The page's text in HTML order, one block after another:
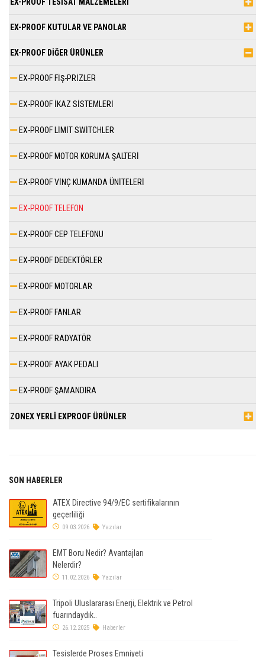
EX-PROOF KUTULAR VE PANOLAR
EX-PROOF DİĞER ÜRÜNLER
EX-PROOF FİŞ-PRİZLER
EX-PROOF İKAZ SİSTEMLERİ
EX-PROOF LİMİT SWİTCHLER
EX-PROOF MOTOR KORUMA ŞALTERİ
EX-PROOF VİNÇ KUMANDA ÜNİTELERİ
EX-PROOF TELEFON
EX-PROOF CEP TELEFONU
EX-PROOF DEDEKTÖRLER
EX-PROOF MOTORLAR
EX-PROOF FANLAR
EX-PROOF RADYATÖR
EX-PROOF AYAK PEDALI
EX-PROOF ŞAMANDIRA
ZONEX YERLİ EXPROOF ÜRÜNLER
SON HABERLER
ATEX Directive 94/9/EC sertifikalarının
geçerliliği
09.03.2026 Yazılar
EMT Boru Nedir? Avantajları
Nelerdir?
11.02.2026 Yazılar
Tripoli Uluslararası Enerji, Elektrik ve Petrol
fuarındaydık..
26.12.2025 Haberler
Tesislerde Proses Emniyeti